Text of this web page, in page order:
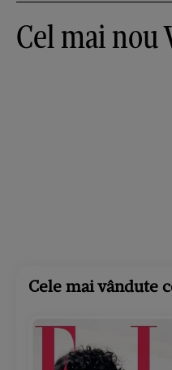
Cel mai nou
Cele mai vândute